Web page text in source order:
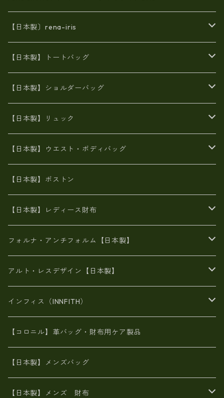
【日本製〕rena-iris
エナメル（パテント）レザー
牛革製品トート・ショルダー
牛革製品リュック
【日本製】トートバッグ
火山灰染めバッグ
8号帆布
豊岡製
ヌメ革バッグ
Ａ3サイズ
オイルレザー
エナメル
がま口
リネン
メタリック
スエード
【日本製】ショルダーバッグ
漂流ロープバッグ
6号蝋引き帆布
火山灰染めバッグ
8号帆布
財布ポシェット
牛革
メタリック
オイルレザー
６号蝋引き帆布
豊岡製品
エナメルクロコ
がま口
斜め掛け
【日本製】リュック
帆布
豊岡
豊岡製
牛革
日本製
【日本製】ウエスト・ボディバッグ
帆布
【日本製】ボストン
【日本製】レディース財布
二つ折り財布
がま口財布
スペインレザー
長財布
スペインレザー
佐賀牛革
L字ファスナー財布
スペインレザー
革友禅染め
ポーチ
ヌメ革
革友禅染め
財布ショルダー
ヌメ革
がま口財布
フォルナ・アンチフォルム【日本製】
BAG
財布・小物
アルト・レスデザイン【日本製】
BAG
財布・小物
インフィス（INNFITH）
BAG
財布・小物
【コロニル】革バッグ・財布用ケア製品
【日本製】メンズバッグ
【日本製】メンズ 財布